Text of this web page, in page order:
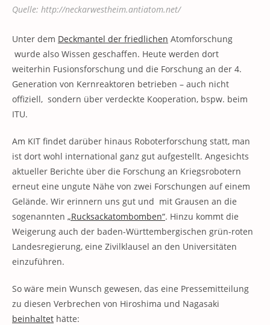
Quelle: http://neckarwestheim.antiatom.net/
Unter dem Deckmantel der friedlichen Atomforschung
wurde also Wissen geschaffen. Heute werden dort
weiterhin Fusionsforschung und die Forschung an der 4.
Generation von Kernreaktoren betrieben – auch nicht
offiziell, sondern über verdeckte Kooperation, bspw. beim
ITU.
Am KIT findet darüber hinaus Roboterforschung statt, man
ist dort wohl international ganz gut aufgestellt. Angesichts
aktueller Berichte über die Forschung an Kriegsrobotern
erneut eine ungute Nähe von zwei Forschungen auf einem
Gelände. Wir erinnern uns gut und mit Grausen an die
sogenannten „Rucksackatombomben“. Hinzu kommt die
Weigerung auch der baden-Württembergischen grün-roten
Landesregierung, eine Zivilklausel an den Universitäten
einzuführen.
So wäre mein Wunsch gewesen, das eine Pressemitteilung
zu diesen Verbrechen von Hiroshima und Nagasaki
beinhaltet hätte: